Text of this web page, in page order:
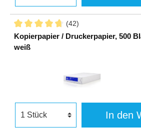
(42)
Kopierpapier / Druckerpapier, 500
weiß
In den